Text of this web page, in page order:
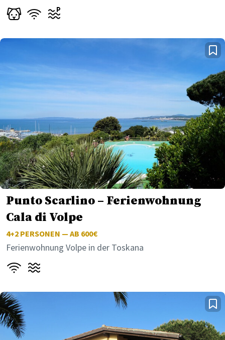
Punto Scarlino – Ferienwohnung
Cala di Volpe
4+2 PERSONEN — AB 600€
Ferienwohnung Volpe in der Toskana